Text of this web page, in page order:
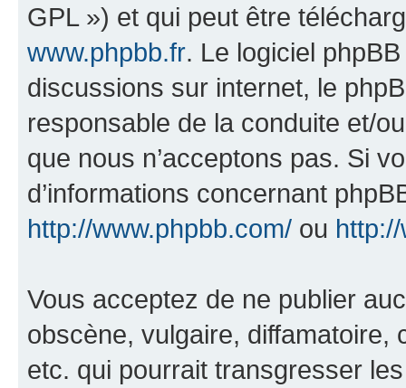
GPL ») et qui peut être
www.phpbb.fr. Le logiciel
discussions sur internet, le
responsable de la conduite et/
que nous n’acceptons pas. Si
d’informations concernant
http://www.phpbb.com/ ou
Vous acceptez de ne publier
obscène, vulgaire, diffamatoire,
etc. qui pourrait transgresser